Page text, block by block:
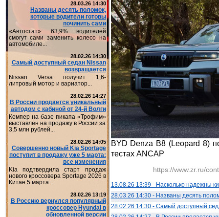
28.03.26 14:30
Названы десять поломок,
которые водители готовы
починить сами
«Автостат»: 63,9% водителей
смогут сами заменить колесо на
автомобиле...
28.02.26 14:30
Самый доступный седан Nissan
возвращается
Nissan Versa получит 1,6-
литровый мотор и вариатор...
28.02.26 14:27
В России продается уникальный
автодом с кабиной от 24-й Волги
Кемпер на базе пикапа «Трофим»
выставлен на продажу в России за
3,5 млн рублей...
28.02.26 14:05
Совершенно новый Kia Sportage
поступит в продажу уже 5 марта:
все изменения
Kia подтвердила старт продаж
нового кроссовера Sportage 2026 в
Китае 5 марта...
28.02.26 13:19
В Россию вернулся популярный
кроссовер Hyundai в
обновленной версии
BYD Denza B8 (Leopard 8)
тестах ANCAP
https://www.zr.ru/
13.08.26 13:39 - Насколько надежны
28.03.26 14:30 - Названы десять
28.02.26 14:30 - Самый доступный